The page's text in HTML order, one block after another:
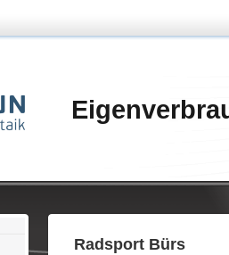
Radsport Bürs